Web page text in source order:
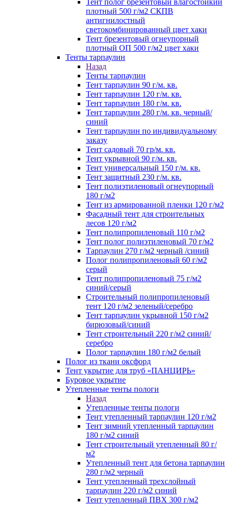
Тент полог брезентовый влагостойкий
плотный 500 г/м2 СКПВ
антигнилостный
светокомбинированный цвет хаки
Тент брезентовый огнеупорный
плотный ОП 500 г/м2 цвет хаки
Тенты тарпаулин
Назад
Тенты тарпаулин
Тент тарпаулин 90 г/м. кв.
Тент тарпаулин 120 г/м. кв.
Тент тарпаулин 180 г/м. кв.
Тент тарпаулин 280 г/м. кв. черный/
синий
Тент тарпаулин по индивидуальному
заказу
Тент садовый 70 гр/м. кв.
Тент укрывной 90 г/м. кв.
Тент универсальный 150 г/м. кв.
Тент защитный 230 г/м. кв.
Тент полиэтиленовый огнеупорный
180 г/м2
Тент из армированной пленки 120 г/м2
Фасадный тент для строительных
лесов 120 г/м2
Тент полипропиленовый 110 г/м2
Тент полог полиэтиленовый 70 г/м2
Тарпаулин 270 г/м2 черный /синий
Полог полипропиленовый 60 г/м2
серый
Тент полипропиленовый 75 г/м2
синий/серый
Строительный полипропиленовый
тент 120 г/м2 зеленый/серебро
Тент тарпаулин укрывной 150 г/м2
бирюзовый/синий
Тент строительный 220 г/м2 синий/
серебро
Полог тарпаулин 180 г/м2 белый
Полог из ткани оксфорд
Тент укрытие для труб «ПАНЦИРЬ»
Буровое укрытие
Утепленные тенты пологи
Назад
Утепленные тенты пологи
Тент утепленный тарпаулин 120 г/м2
Тент зимний утепленный тарпаулин
180 г/м2 синий
Тент строительный утепленный 80 г/
м2
Утепленный тент для бетона тарпаулин
280 г/м2 черный
Тент утепленный трехслойный
тарпаулин 220 г/м2 синий
Тент утепленный ПВХ 300 г/м2